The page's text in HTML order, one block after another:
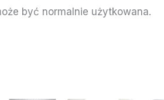
być normalnie użytkowana.